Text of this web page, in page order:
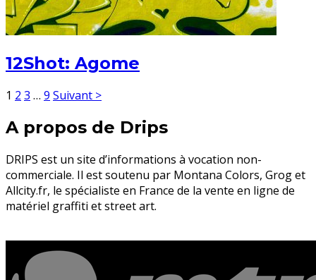
12Shot: Agome
1 2 3 … 9 Suivant >
A propos de Drips
DRIPS est un site d’informations à vocation non-
commerciale. Il est soutenu par Montana Colors, Grog et
Allcity.fr, le spécialiste en France de la vente en ligne de
matériel graffiti et street art.